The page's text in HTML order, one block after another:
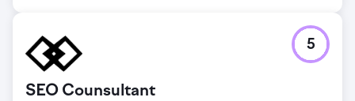
SEO Counsultant
5